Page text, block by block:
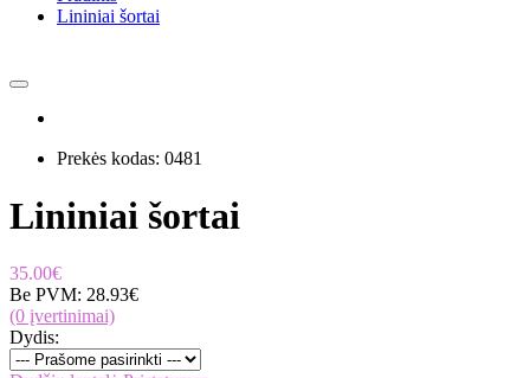
Lininiai šortai
Prekės kodas: 0481
Lininiai šortai
35.00€
Be PVM: 28.93€
(0 įvertinimai)
Dydis: